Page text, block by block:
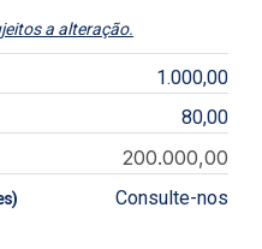
a alteração.
1.000,00
80,00
200.000,00
Consulte-nos